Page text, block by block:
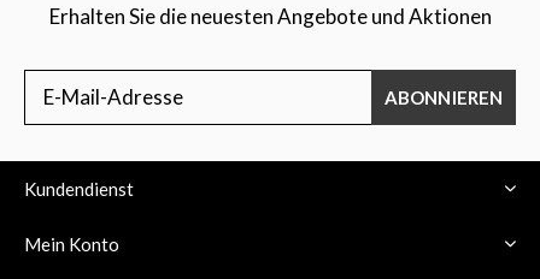
Erhalten Sie die neuesten Angebote und Aktionen
ABONNIEREN
Kundendienst
Mein Konto